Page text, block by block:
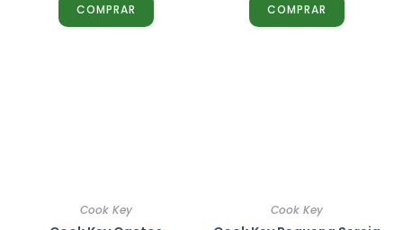
COMPRAR COMPRAR
Cook Key Cook Key